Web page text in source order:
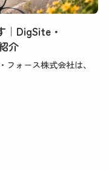
｜DigSite・
介
フォース株式会社は、